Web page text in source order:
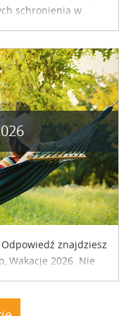
schronienia w
znajdziesz
Wakacje 2026. Nie